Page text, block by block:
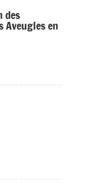
des
Aveugles en